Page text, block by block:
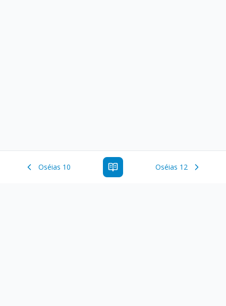
Oséias 10 Oséias 12